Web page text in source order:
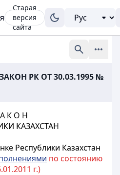
Старая
версия
сайта
РК ОТ 30.03.1995 №
К О Н
КАЗАХСТАН
Республики Казахстан
по состоянию
г.)